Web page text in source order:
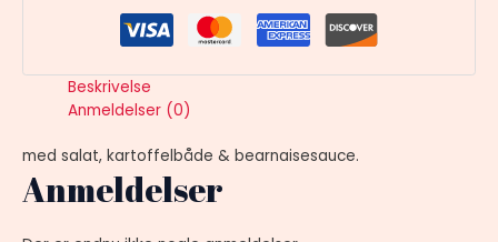
Beskrivelse
Anmeldelser (0)
med salat, kartoffelbåde & bearnaisesauce.
Anmeldelser